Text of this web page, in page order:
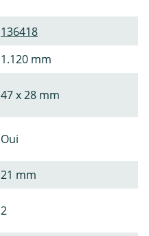
136418
1.120 mm
47 x 28 mm
Oui
21 mm
2